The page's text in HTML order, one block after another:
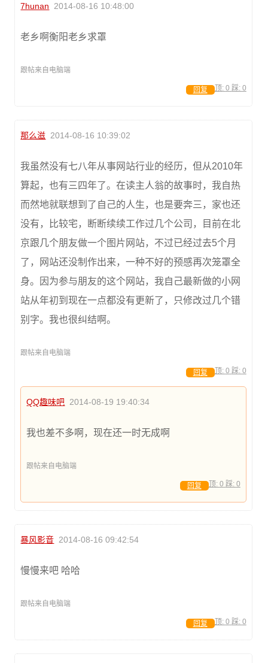
7hunan 2014-08-16 10:48:00
老乡啊衡阳老乡求罩
跟帖来自电脑端
顶: 0 踩: 0
回复
那么滋 2014-08-16 10:39:02
我虽然没有七八年从事网站行业的经历，但从2010年
算起，也有三四年了。在读主人翁的故事时，我自热
而然地就联想到了自己的人生，也是要奔三，家也还
没有，比较宅，断断续续工作过几个公司，目前在北
京跟几个朋友做一个图片网站，不过已经过去5个月
了，网站还没制作出来，一种不好的预感再次笼罩全
身。因为参与朋友的这个网站，我自己最新做的小网
站从年初到现在一点都没有更新了，只修改过几个错
别字。我也很纠结啊。
跟帖来自电脑端
顶: 0 踩: 0
回复
QQ趣味吧 2014-08-19 19:40:34
我也差不多啊，现在还一时无成啊
跟帖来自电脑端
顶: 0 踩: 0
回复
暴风影音 2014-08-16 09:42:54
慢慢来吧 哈哈
跟帖来自电脑端
顶: 0 踩: 0
回复